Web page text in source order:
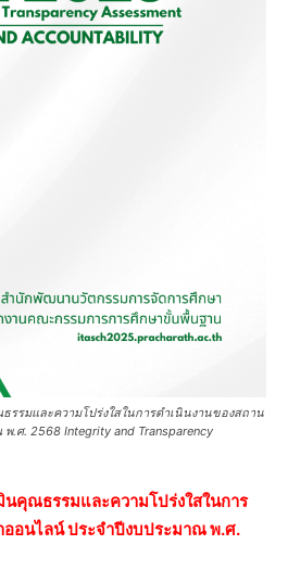
รรมและความโปร่งใสในการดำเนินงานของสถาน
.ศ. 2568 Integrity and Transparency
คุณธรรมและความโปร่งใสในการ
อนไลน์ ประจำปีงบประมาณ พ.ศ.